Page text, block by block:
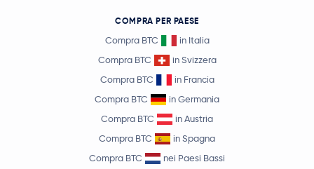
COMPRA PER PAESE
Compra BTC
in Italia
Compra BTC
in Svizzera
Compra BTC
in Francia
Compra BTC
in Germania
Compra BTC
in Austria
Compra BTC
in Spagna
Compra BTC
nei Paesi Bassi